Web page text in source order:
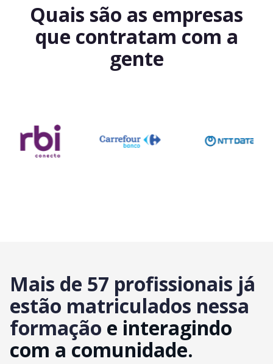
Quais são as empresas
que contratam com a
gente
Mais de 57 profissionais já
estão matriculados nessa
formação e interagindo
com a comunidade.